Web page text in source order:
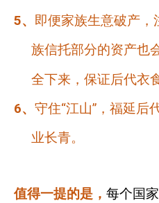
5、 即便家族生意破产，
族信托部分的资产也
全下来，保证后代衣
6、 守住“江山”，福延后
业长青。
值得一提的是， 每个国